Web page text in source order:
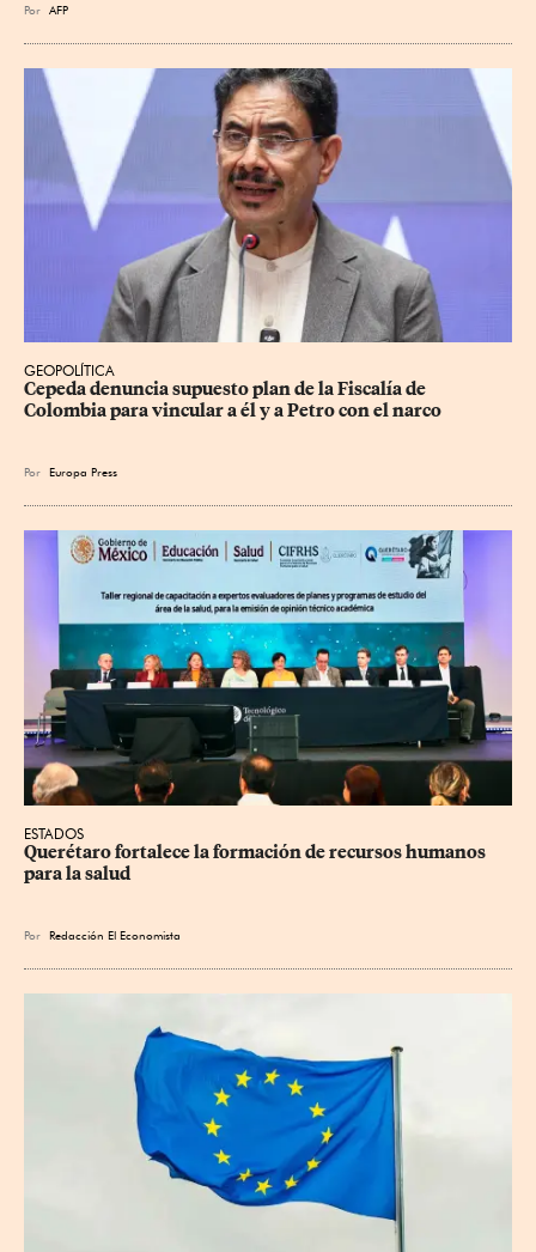
Por AFP
GEOPOLÍTICA
Cepeda denuncia supuesto plan de la Fiscalía de
Colombia para vincular a él y a Petro con el narco
Por Europa Press
ESTADOS
Querétaro fortalece la formación de recursos humanos
para la salud
Por Redacción El Economista